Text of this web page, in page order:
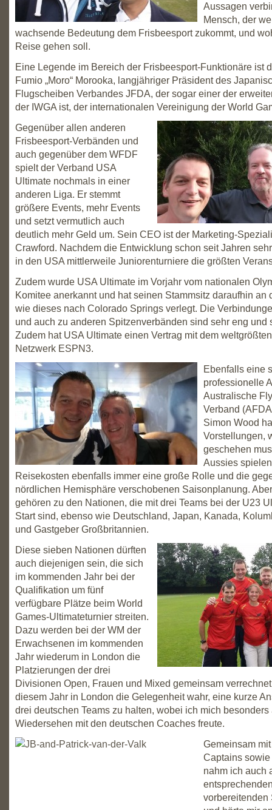
Aussagen
Mensch, der
wachsende Bedeutung dem Frisbeesport zukommt, und
Reise gehen soll.
Eine Legende im Bereich der Frisbeesport-Funktionäre ist
Fumio „Moro“ Morooka, langjähriger Präsident des
Flugscheiben Verbandes JFDA, der sogar einer der
der IWGA ist, der internationalen Vereinigung der World
Gegenüber allen anderen
Frisbeesport-Verbänden und
auch gegenüber dem WFDF
spielt der Verband USA
Ultimate nochmals in einer
anderen Liga. Er stemmt
größere Events, mehr Events
und setzt vermutlich auch
deutlich mehr Geld um. Sein CEO ist der Marketing-
Crawford. Nachdem die Entwicklung schon seit Jahren
in den USA mittlerweile Juniorenturniere die größten
Zudem wurde USA Ultimate im Vorjahr vom nationalen
Komitee anerkannt und hat seinen Stammsitz daraufhin an
wie dieses nach Colorado Springs verlegt. Die
und auch zu anderen Spitzenverbänden sind sehr eng und
Zudem hat USA Ultimate einen Vertrag mit dem
Netzwerk ESPN3.
Ebenfalls eine
professionelle
Australische
Verband
Simon Wood
Vorstellungen,
geschehen
Aussies
Reisekosten ebenfalls immer eine große Rolle und die
nördlichen Hemisphäre verschobenen Saisonplanung.
gehören zu den Nationen, die mit drei Teams bei der U23
Start sind, ebenso wie Deutschland, Japan, Kanada,
und Gastgeber Großbritannien.
Diese sieben Nationen dürften
auch diejenigen sein, die sich
im kommenden Jahr bei der
Qualifikation um fünf
verfügbare Plätze beim World
Games-Ultimateturnier streiten.
Dazu werden bei der WM der
Erwachsenen im kommenden
Jahr wiederum in London die
Platzierungen der drei
Divisionen Open, Frauen und Mixed gemeinsam
diesem Jahr in London die Gelegenheit wahr, eine kurze
drei deutschen Teams zu halten, wobei ich mich
Wiedersehen mit den deutschen Coaches freute.
Gemeinsam
Captains
nahm ich auch
vorbereitenden